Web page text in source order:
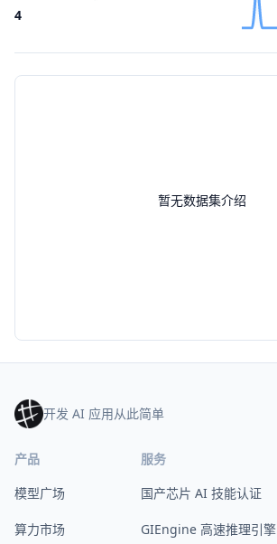
暂无数据集介绍
4
开发 AI 应用从此简单
产品
模型广场
算力市场
服务
国产芯片 AI 技能认证
GIEngine 高速推理引擎